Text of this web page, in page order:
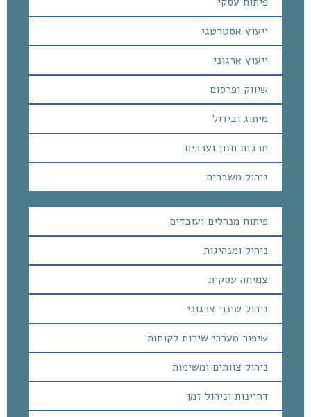
ייעוץ אסטרטגי
ייעוץ ארגוני
שיווק ופרסום
מיתוג ובידול
תרבות חזון וערכים
ניהול משברים
פיתוח מנהלים ועובדים
ניהול ומנהיגות
צמיחה עסקית
ניהול שינוי ארגוני
שיפור מערכי שירות לקוחות
ניהול צוותים ומשימות
דחיינות וניהול זמן